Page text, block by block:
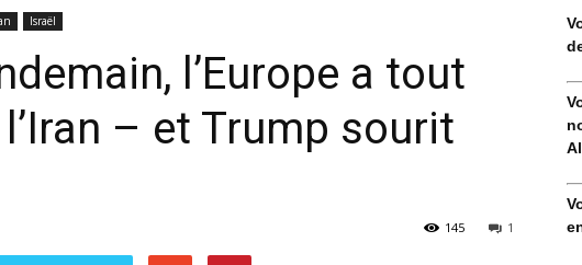
Israël
l’Europe a tout
– et Trump sourit
1
145